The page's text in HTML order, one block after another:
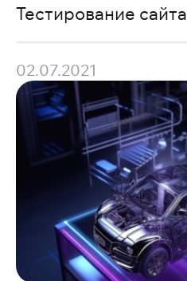
Тестирование сайта
02.07.2021